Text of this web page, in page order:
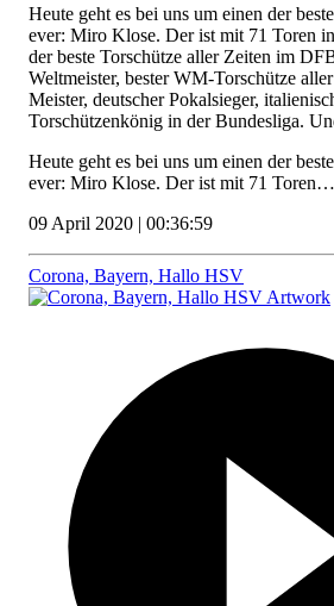
Heute geht es bei uns um einen der
ever: Miro Klose. Der ist mit 71 Toren
der beste Torschütze aller Zeiten im
Weltmeister, bester WM-Torschütze
Meister, deutscher Pokalsieger,
Torschützenkönig in der Bundesliga.
Heute geht es bei uns um einen der
ever: Miro Klose. Der ist mit 71 Toren…
09 April 2020 | 00:36:59
Corona, Bayern, Hallo HSV